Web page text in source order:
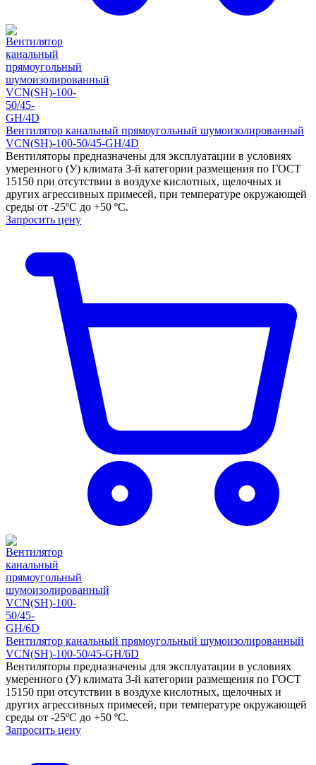
Вентилятор канальный прямоугольный шумоизолированный
VCN(SH)-100-50/45-GH/4D
Вентиляторы предназначены для эксплуатации в условиях
умеренного (У) климата 3-й категории размещения по ГОСТ
15150 при отсутствии в воздухе кислотных, щелочных и
других агрессивных примесей, при температуре окружающей
среды от -25ºС до +50 ºС.
Запросить цену
Вентилятор канальный прямоугольный шумоизолированный
VCN(SH)-100-50/45-GH/6D
Вентиляторы предназначены для эксплуатации в условиях
умеренного (У) климата 3-й категории размещения по ГОСТ
15150 при отсутствии в воздухе кислотных, щелочных и
других агрессивных примесей, при температуре окружающей
среды от -25ºС до +50 ºС.
Запросить цену